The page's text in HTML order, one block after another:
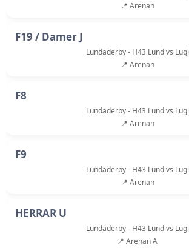
📍 Arenan
F19 / Damer J
Lundaderby - H43 Lund vs Lugi
📍 Arenan
F8
Lundaderby - H43 Lund vs Lugi
📍 Arenan
F9
Lundaderby - H43 Lund vs Lugi
📍 Arenan
HERRAR U
Lundaderby - H43 Lund vs Lugi
📍 Arenan A